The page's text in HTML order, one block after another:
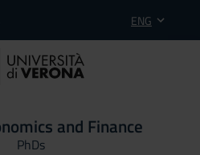
ENG
and Finance
PhDs